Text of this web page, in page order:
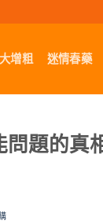
增粗 迷情春藥
題的真